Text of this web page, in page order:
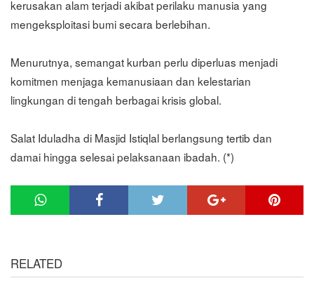
kerusakan alam terjadi akibat perilaku manusia yang
mengeksploitasi bumi secara berlebihan.
Menurutnya, semangat kurban perlu diperluas menjadi
komitmen menjaga kemanusiaan dan kelestarian
lingkungan di tengah berbagai krisis global.
Salat Iduladha di Masjid Istiqlal berlangsung tertib dan
damai hingga selesai pelaksanaan ibadah. (*)
RELATED